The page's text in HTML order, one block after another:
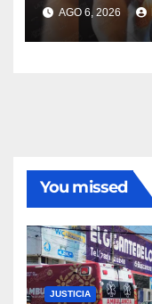
AGO 6, 2026
You missed
JUSTICIA